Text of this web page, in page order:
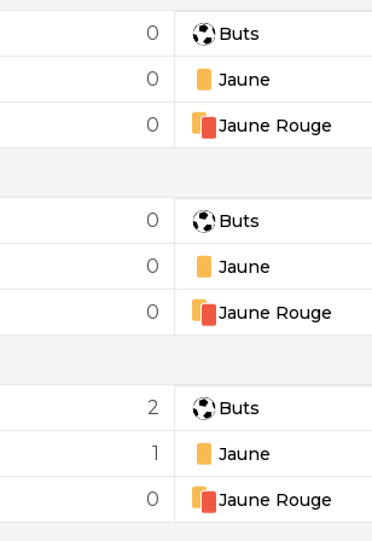
0 Buts
0 Jaune
0 Jaune Rouge
0 Buts
0 Jaune
0 Jaune Rouge
2 Buts
1 Jaune
0 Jaune Rouge